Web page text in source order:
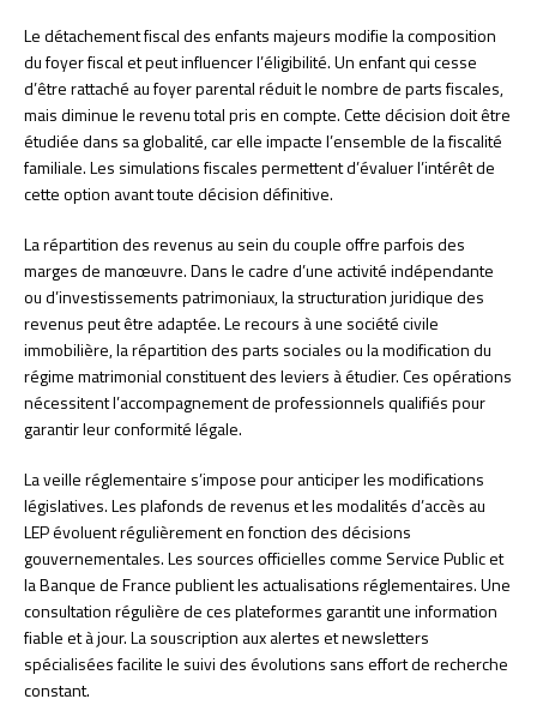
Le détachement fiscal des enfants majeurs modifie la composition
du foyer fiscal et peut influencer l’éligibilité. Un enfant qui cesse
d’être rattaché au foyer parental réduit le nombre de parts fiscales,
mais diminue le revenu total pris en compte. Cette décision doit être
étudiée dans sa globalité, car elle impacte l’ensemble de la fiscalité
familiale. Les simulations fiscales permettent d’évaluer l’intérêt de
cette option avant toute décision définitive.
La répartition des revenus au sein du couple offre parfois des
marges de manœuvre. Dans le cadre d’une activité indépendante
ou d’investissements patrimoniaux, la structuration juridique des
revenus peut être adaptée. Le recours à une société civile
immobilière, la répartition des parts sociales ou la modification du
régime matrimonial constituent des leviers à étudier. Ces opérations
nécessitent l’accompagnement de professionnels qualifiés pour
garantir leur conformité légale.
La veille réglementaire s’impose pour anticiper les modifications
législatives. Les plafonds de revenus et les modalités d’accès au
LEP évoluent régulièrement en fonction des décisions
gouvernementales. Les sources officielles comme Service Public et
la Banque de France publient les actualisations réglementaires. Une
consultation régulière de ces plateformes garantit une information
fiable et à jour. La souscription aux alertes et newsletters
spécialisées facilite le suivi des évolutions sans effort de recherche
constant.